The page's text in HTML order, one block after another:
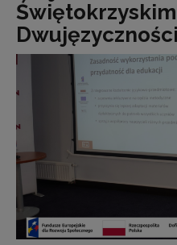
Dwujęzyczności